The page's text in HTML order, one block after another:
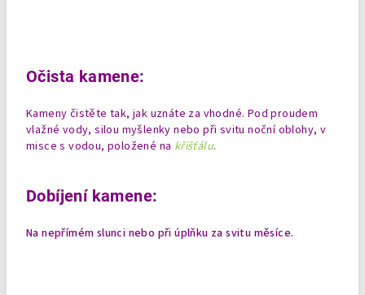
Očista kamene:
Kameny čistěte tak, jak uznáte za vhodné. Pod proudem
vlažné vody, silou myšlenky nebo při svitu noční oblohy, v
misce s vodou, položené na křišťálu.
Dobíjení kamene:
Na nepřímém slunci nebo při úplňku za svitu měsíce.